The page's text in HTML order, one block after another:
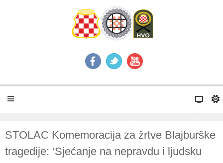
STOLAC Komemoracija za žrtve Blajburške
tragedije: ‘Sjećanje na nepravdu i ljudsku